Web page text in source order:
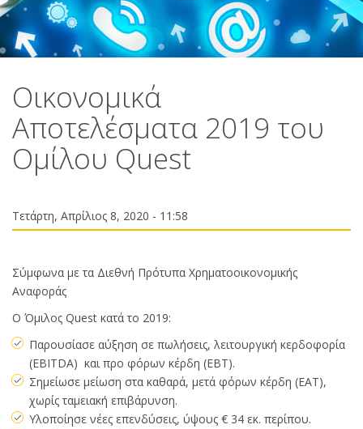
Οικονομικά
Αποτελέσματα 2019 του
Ομίλου Quest
Τετάρτη, Απρίλιος 8, 2020 - 11:58
Σύμφωνα με τα Διεθνή Πρότυπα Χρηματοοικονομικής
Αναφοράς
Ο Όμιλος Quest κατά το 2019:
Παρουσίασε αύξηση σε πωλήσεις, λειτουργική κερδοφορία
(EBITDA) και προ φόρων κέρδη (ΕΒΤ).
Σημείωσε μείωση στα καθαρά, μετά φόρων κέρδη (ΕΑΤ),
χωρίς ταμειακή επιβάρυνση.
Υλοποίησε νέες επενδύσεις, ύψους € 34 εκ. περίπου.